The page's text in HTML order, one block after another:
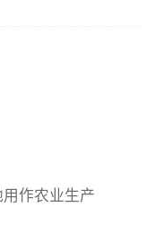
作农业生产